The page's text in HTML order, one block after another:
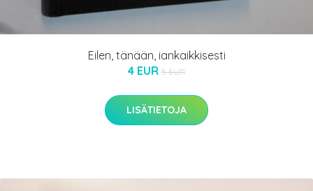
Eilen, tänään, iankaikkisesti
4 EUR 5 EUR
LISÄTIETOJA